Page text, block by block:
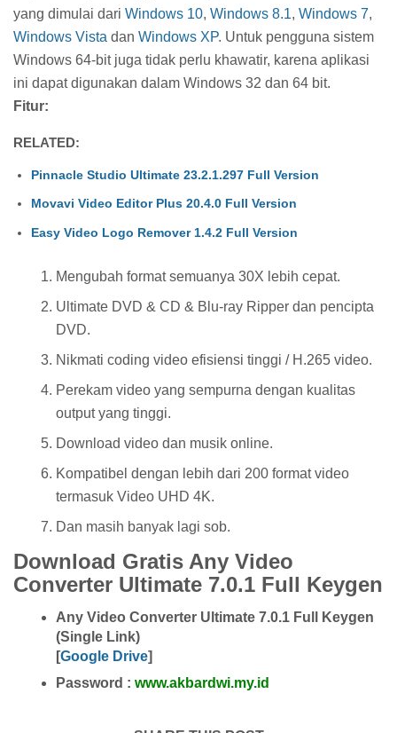
yang dimulai dari Windows 10, Windows 8.1, Windows 7,
Windows Vista dan Windows XP. Untuk pengguna sistem
Windows 64-bit juga tidak perlu khawatir, karena aplikasi
ini dapat digunakan dalam Windows 32 dan 64 bit.
Fitur:
RELATED:
Pinnacle Studio Ultimate 23.2.1.297 Full Version
Movavi Video Editor Plus 20.4.0 Full Version
Easy Video Logo Remover 1.4.2 Full Version
Mengubah format semuanya 30X lebih cepat.
Ultimate DVD & CD & Blu-ray Ripper dan pencipta
DVD.
Nikmati coding video efisiensi tinggi / H.265 video.
Perekam video yang sempurna dengan kualitas
output yang tinggi.
Download video dan musik online.
Kompatibel dengan lebih dari 200 format video
termasuk Video UHD 4K.
Dan masih banyak lagi sob.
Download Gratis Any Video
Converter Ultimate 7.0.1 Full Keygen
Any Video Converter Ultimate 7.0.1 Full Keygen
(Single Link)
[Google Drive]
Password : www.akbardwi.my.id